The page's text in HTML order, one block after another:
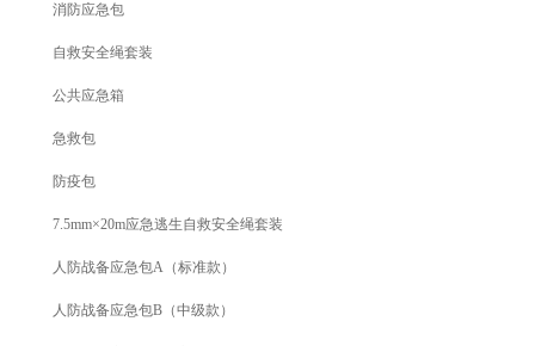
消防应急包
自救安全绳套装
公共应急箱
急救包
防疫包
7.5mm×20m应急逃生自救安全绳套装
人防战备应急包A（标准款）
人防战备应急包B（中级款）